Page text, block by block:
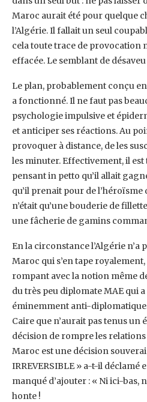
Maroc aurait été pour quelque
l’Algérie. Il ‎fallait un seul
cela toute trace de provocation
‎effacée. Le semblant de
Le plan, probablement conçu
a fonctionné. Il ne faut pas
psychologie impulsive et
et anticiper ses ‎réactions. Au
provoquer à distance, de les
les ‎minuter. Effectivement, il est
pensant in petto qu’il allait
qu’il prenait pour de
n’était qu’une bouderie de
une fâcherie de gamins
En la circonstance l’Algérie n’a
Maroc qui s’en tape
rompant avec la notion même
du très peu diplomate ‎MAE qui
éminemment anti-
Caire que ‎n’aurait pas tenus un
décision de rompre les
‎Maroc est une décision
IRREVERSIBLE » a-t-il déclamé
manqué d’ajouter : « Ni ici-bas,
honte !‎